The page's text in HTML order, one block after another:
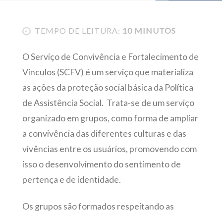
TEMPO DE LEITURA: 10 MINUTOS
O Serviço de Convivência e Fortalecimento de
Vínculos (SCFV) é um serviço que materializa
as ações da proteção social básica da Política
de Assistência Social. Trata-se de um serviço
organizado em grupos, como forma de ampliar
a convivência das diferentes culturas e das
vivências entre os usuários, promovendo com
isso o desenvolvimento do sentimento de
pertença e de identidade.
Os grupos são formados respeitando as